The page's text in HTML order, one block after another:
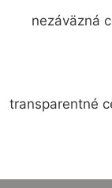
nezáväzná
transparentné